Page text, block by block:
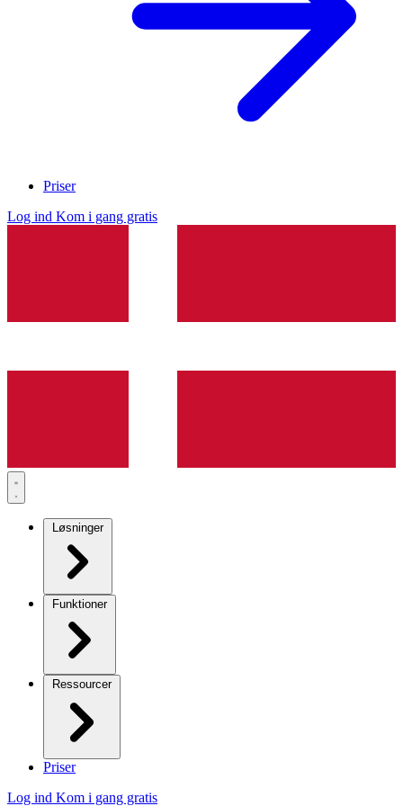
Priser
Log ind Kom i gang gratis
Løsninger
Funktioner
Ressourcer
Priser
Log ind Kom i gang gratis